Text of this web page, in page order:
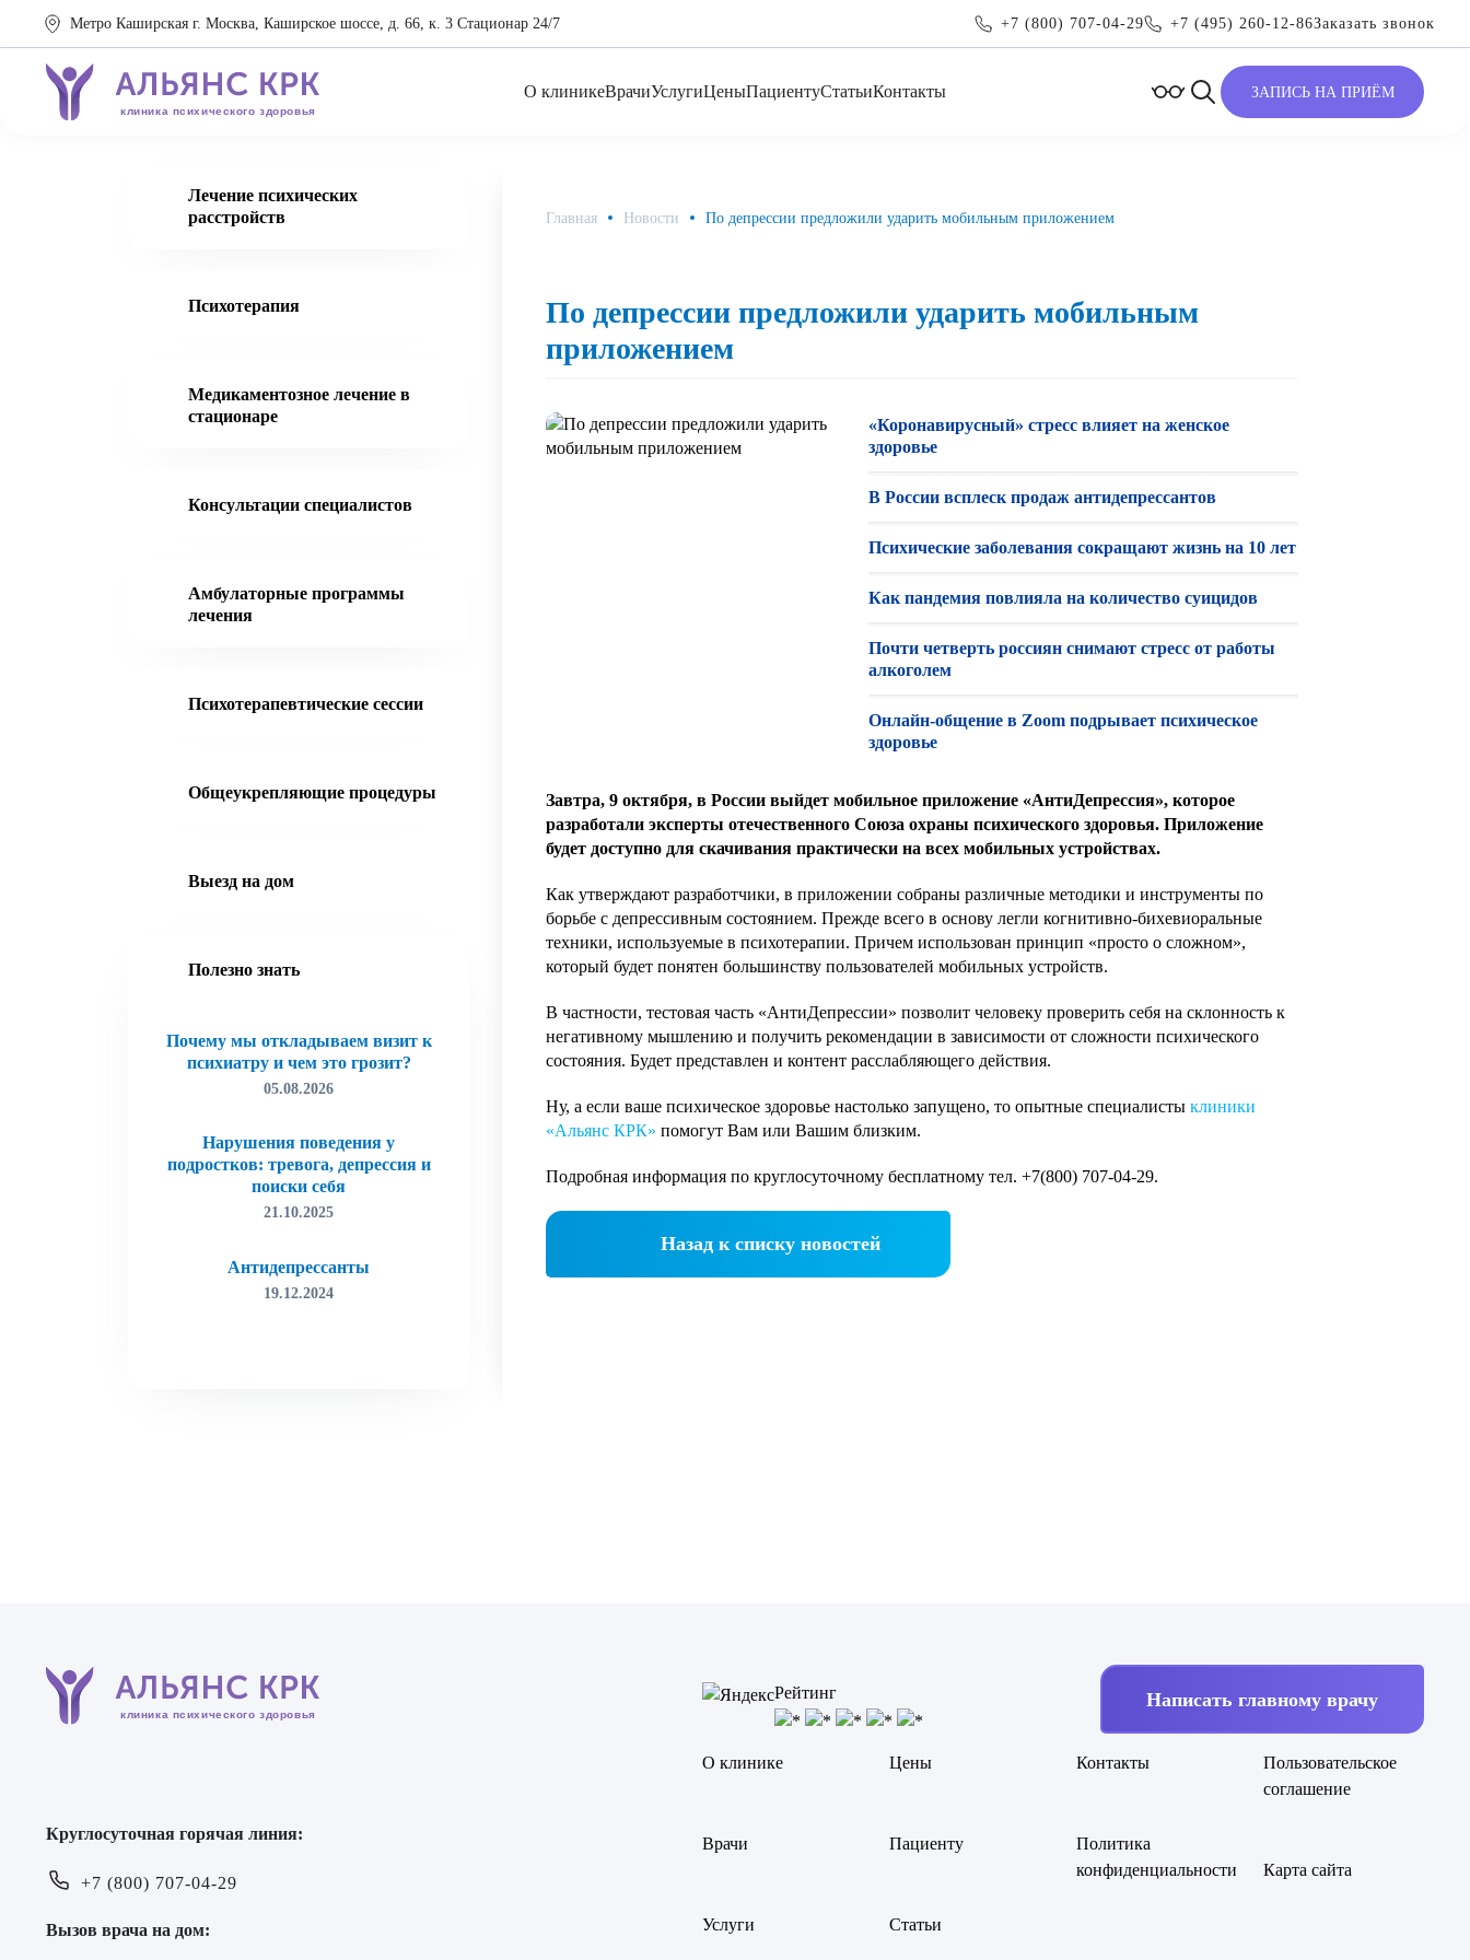
Метро Каширская г. Москва, Каширское шоссе, д. 66, к. 3 Стационар 24/7 +7 (800) 707-04-29 +7 (495) 260-12-86Заказать звонок
клиника психического здоровья
О клиникеВрачиУслугиЦеныПациентуСтатьиКонтакты ЗАПИСЬ НА ПРИЁМ
Главная Новости По депрессии предложили ударить мобильным приложением
По депрессии предложили ударить мобильным
приложением
«Коронавирусный» стресс влияет на женское
здоровье
В России всплеск продаж антидепрессантов
Психические заболевания сокращают жизнь на 10 лет
Как пандемия повлияла на количество суицидов
Почти четверть россиян снимают стресс от работы
алкоголем
Онлайн-общение в Zoom подрывает психическое
здоровье
Завтра, 9 октября, в России выйдет мобильное приложение «АнтиДепрессия», которое
разработали эксперты отечественного Союза охраны психического здоровья. Приложение
будет доступно для скачивания практически на всех мобильных устройствах.
Как утверждают разработчики, в приложении собраны различные методики и инструменты по
борьбе с депрессивным состоянием. Прежде всего в основу легли когнитивно-бихевиоральные
техники, используемые в психотерапии. Причем использован принцип «просто о сложном»,
который будет понятен большинству пользователей мобильных устройств.
В частности, тестовая часть «АнтиДепрессии» позволит человеку проверить себя на склонность к
негативному мышлению и получить рекомендации в зависимости от сложности психического
состояния. Будет представлен и контент расслабляющего действия.
Ну, а если ваше психическое здоровье настолько запущено, то опытные специалисты клиники
«Альянс КРК» помогут Вам или Вашим близким.
Подробная информация по круглосуточному бесплатному тел. +7(800) 707-04-29.
Назад к списку новостей
Лечение психических
расстройств
Психотерапия
Медикаментозное лечение в
стационаре
Консультации специалистов
Амбулаторные программы
лечения
Психотерапевтические сессии
Общеукрепляющие процедуры
Выезд на дом
Полезно знать
Почему мы откладываем визит к
психиатру и чем это грозит?
05.08.2026
Нарушения поведения у
подростков: тревога, депрессия и
поиски себя
21.10.2025
Антидепрессанты
19.12.2024
Суицидальное поведение
08.12.2021
Сосудистая деменция
клиника психического здоровья
Круглосуточная горячая линия:
+7 (800) 707-04-29
Вызов врача на дом:
Рейтинг Написать главному врачу
О клинике
Врачи
Услуги
Цены
Пациенту
Статьи
Контакты
Политика
конфиденциальности
Пользовательское
соглашение
Карта сайта
Я даю согласие наобработку персональных данных